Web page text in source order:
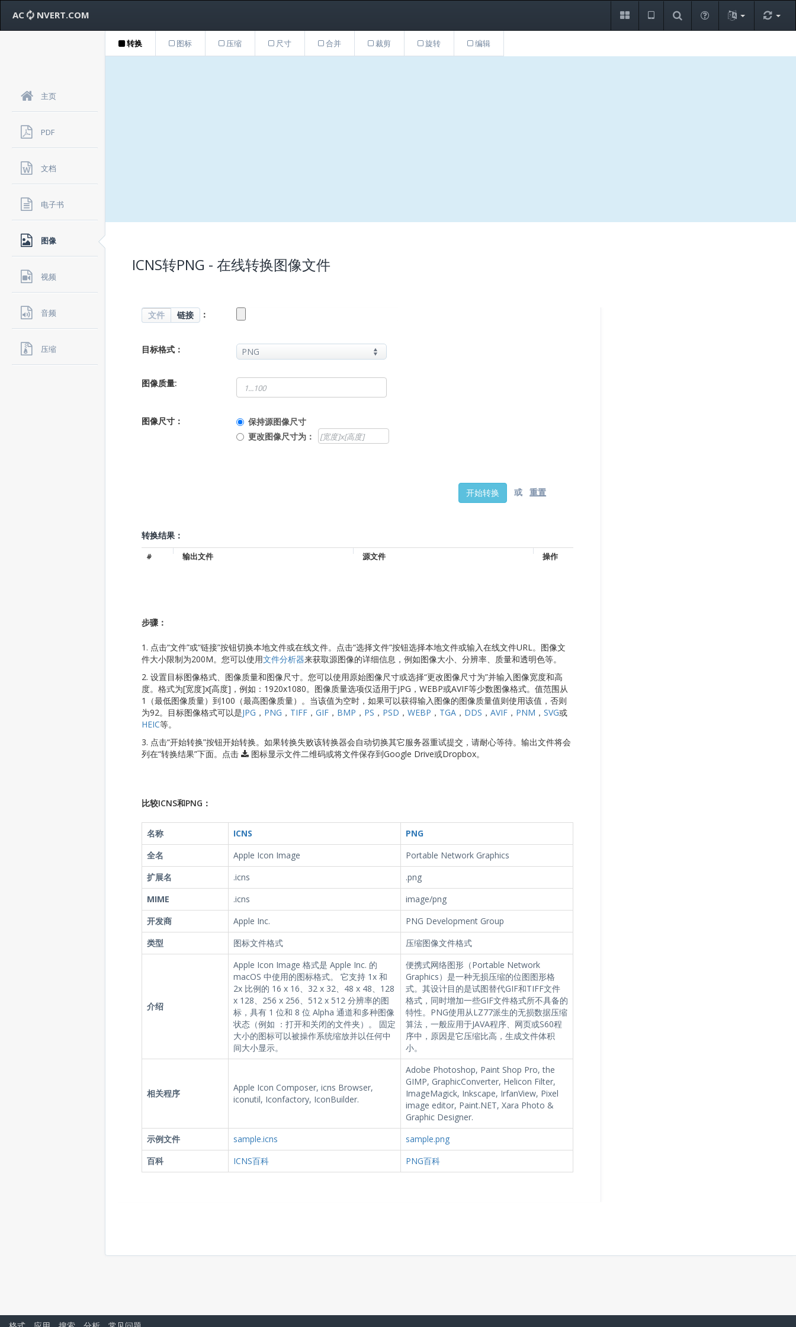
AC NVERT.COM
主页
PDF
文档
电子书
图像
视频
音频
压缩
转换 图标 压缩 尺寸 合并 裁剪 旋转 编辑
ICNS转PNG - 在线转换图像文件
文件 链接 ：
目标格式：
图像质量:
图像尺寸：
保持源图像尺寸
更改图像尺寸为：
或
转换结果：
# 输出文件 源文件 操作
步骤：
1. 点击“文件”或“链接”按钮切换本地文件或在线文件。点击“选择文件”按钮选择本地文件或输入在线文件URL。图像文
件大小限制为200M。您可以使用文件分析器来获取源图像的详细信息，例如图像大小、分辨率、质量和透明色等。
2. 设置目标图像格式、图像质量和图像尺寸。您可以使用原始图像尺寸或选择“更改图像尺寸为”并输入图像宽度和高
度。格式为[宽度]x[高度]，例如：1920x1080。图像质量选项仅适用于JPG，WEBP或AVIF等少数图像格式。值范围从
1（最低图像质量）到100（最高图像质量）。当该值为空时，如果可以获得输入图像的图像质量值则使用该值，否则
为92。目标图像格式可以是JPG ， PNG ， TIFF， GIF， BMP ， PS ， PSD ， WEBP ， TGA， DDS ， AVIF， PNM ， SVG或
HEIC等。
3. 点击“开始转换”按钮开始转换。如果转换失败该转换器会自动切换其它服务器重试提交，请耐心等待。输出文件将会
列在“转换结果”下面。点击
图标显示文件二维码或将文件保存到Google Drive或Dropbox。
比较ICNS和PNG：
名称 ICNS
PNG
全名
Apple Icon Image
Portable Network Graphics
扩展名
.icns
.png
MIME
.icns
image/png
开发商
Apple Inc.
PNG Development Group
类型
图标文件格式 压缩图像文件格式
介绍
Apple Icon Image 格式是 Apple Inc. 的
macOS 中使用的图标格式。 它支持 1x 和
2x 比例的 16 x 16、32 x 32、48 x 48、128
x 128、256 x 256、512 x 512 分辨率的图
标，具有 1 位和 8 位 Alpha 通道和多种图像
状态（例如 ：打开和关闭的文件夹）。 固定
大小的图标可以被操作系统缩放并以任何中
间大小显示。
便携式网络图形（Portable Network
Graphics）是一种无损压缩的位图图形格
式。其设计目的是试图替代GIF和TIFF文件
格式，同时增加一些GIF文件格式所不具备的
特性。PNG使用从LZ77派生的无损数据压缩
算法，一般应用于JAVA程序、网页或S60程
序中，原因是它压缩比高，生成文件体积
小。
相关程序
Apple Icon Composer, icns Browser,
iconutil, Iconfactory, IconBuilder.
Adobe Photoshop, Paint Shop Pro, the
GIMP, GraphicConverter, Helicon Filter,
ImageMagick, Inkscape, IrfanView, Pixel
image editor, Paint.NET, Xara Photo &
Graphic Designer.
示例文件
sample.icns
sample.png
百科
ICNS百科 PNG百科